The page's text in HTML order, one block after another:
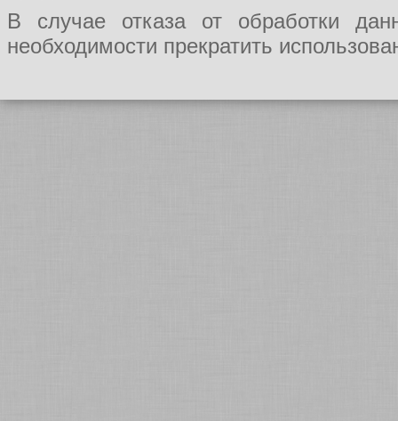
В случае отказа от обработки
необходимости прекратить